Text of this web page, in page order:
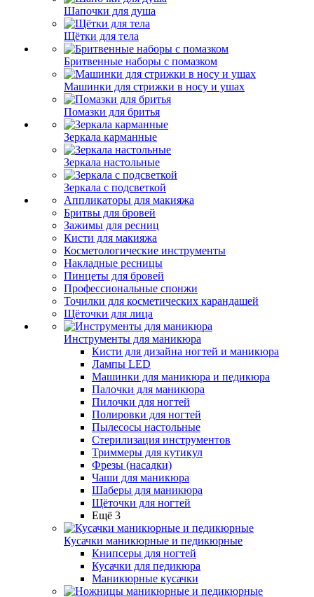
Шапочки для душа
Щётки для тела
Бритвенные наборы с помазком
Машинки для стрижки в носу и ушах
Помазки для бритья
Зеркала карманные
Зеркала настольные
Зеркала с подсветкой
Аппликаторы для макияжа
Бритвы для бровей
Зажимы для ресниц
Кисти для макияжа
Косметологические инструменты
Накладные ресницы
Пинцеты для бровей
Профессиональные спонжи
Точилки для косметических карандашей
Щёточки для лица
Инструменты для маникюра
Кисти для дизайна ногтей и маникюра
Лампы LED
Машинки для маникюра и педикюра
Палочки для маникюра
Пилочки для ногтей
Полировки для ногтей
Пылесосы настольные
Стерилизация инструментов
Триммеры для кутикул
Фрезы (насадки)
Чаши для маникюра
Шаберы для маникюра
Щёточки для ногтей
Ещё 3
Кусачки маникюрные и педикюрные
Книпсеры для ногтей
Кусачки для педикюра
Маникюрные кусачки